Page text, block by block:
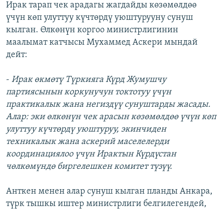
Ирак тарап чек арадагы жагдайды көзөмөлдөө
үчүн көп улуттуу күчтөрдү уюштурууну сунуш
кылган. Өлкөнүн коргоо министрлигинин
маалымат катчысы Мухаммед Аскери мындай
дейт:
- Ирак өкмөтү Түркияга Күрд Жумушчу
партиясынын коркунучун токтотуу үчүн
практикалык жана негиздүү сунуштарды жасады.
Алар: эки өлкөнүн чек арасын көзөмөлдөө үчүн көп
улуттуу күчтөрдү уюштуруу, экинчиден
техникалык жана аскерий маселелерди
координациялоо үчүн Ирактын Күрдүстан
чөлкөмүндө биргелешкен комитет түзүү.
Анткен менен алар сунуш кылган планды Анкара,
түрк тышкы иштер министрлиги белгилегендей,